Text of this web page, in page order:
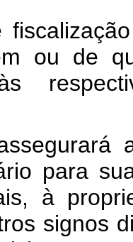
ou de
para
à
signos